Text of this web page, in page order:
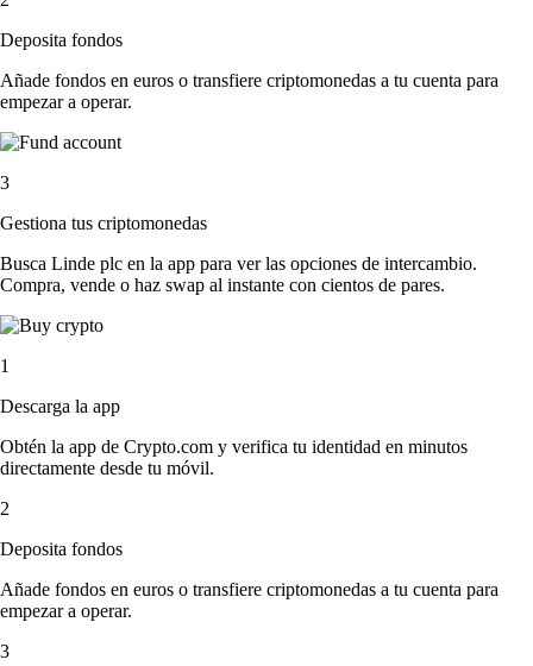
Deposita fondos
Añade fondos en euros o transfiere criptomonedas a tu cuenta para
empezar a operar.
3
Gestiona tus criptomonedas
Busca Linde plc en la app para ver las opciones de intercambio.
Compra, vende o haz swap al instante con cientos de pares.
1
Descarga la app
Obtén la app de Crypto.com y verifica tu identidad en minutos
directamente desde tu móvil.
2
Deposita fondos
Añade fondos en euros o transfiere criptomonedas a tu cuenta para
empezar a operar.
3